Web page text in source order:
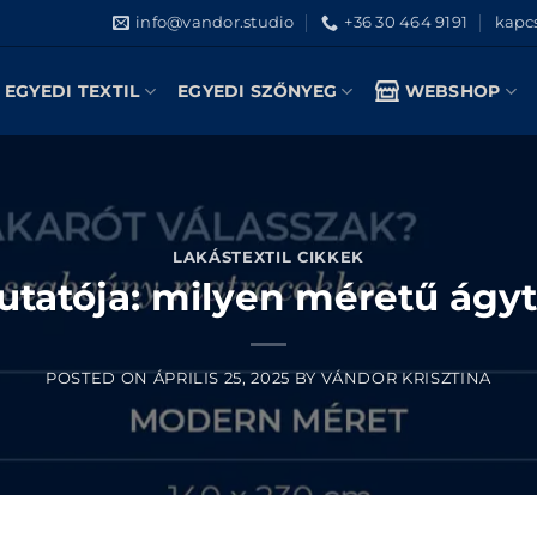
info@vandor.studio +36 30 464 9191
EGYEDI TEXTIL EGYEDI SZŐNYEG WEBSHOP
LAKÁSTEXTIL CIKKEK
milyen méretű
POSTED ONÁPRILIS 25, 2025 BYVÁNDOR KRISZTINA